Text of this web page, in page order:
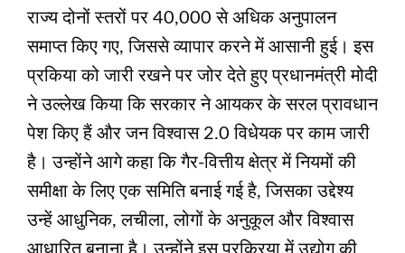
राज्य दोनों स्तरों पर 40,000 से अधिक अनुपालन
समाप्त किए गए, जिससे व्‍यापार करने में आसानी हुई। इस
प्रकिया को जारी रखने पर जोर देते हुए प्रधानमंत्री मोदी
ने उल्लेख किया कि सरकार ने आयकर के सरल प्रावधान
पेश किए हैं और जन विश्वास 2.0 विधेयक पर काम जारी
है। उन्होंने आगे कहा कि गैर-वित्तीय क्षेत्र में नियमों की
समीक्षा के लिए एक समिति बनाई गई है, जिसका उद्देश्य
उन्हें आधुनिक, लचीला, लोगों के अनुकूल और विश्वास